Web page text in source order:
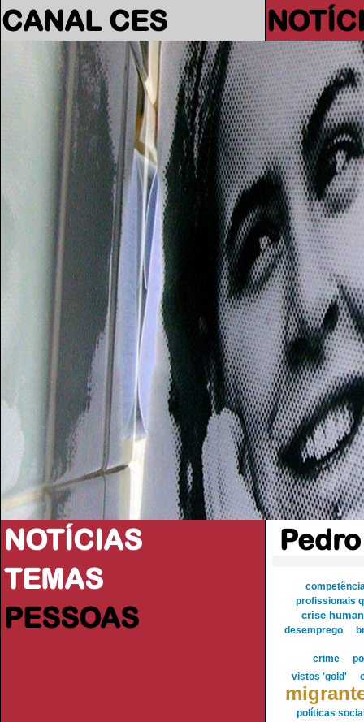
CANAL CES
NOTÍCIAS
TEMAS
PESSOAS
profissionais
crise
desemprego
crime
vistos 'gold'
políticas